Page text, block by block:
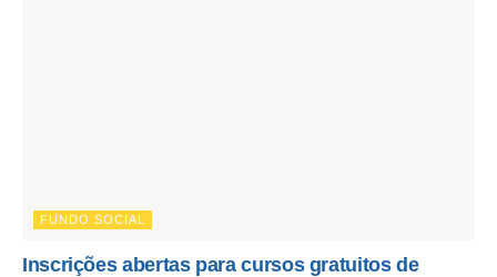
FUNDO SOCIAL
Inscrições abertas para cursos gratuitos de